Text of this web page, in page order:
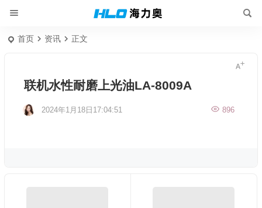
首页 资讯 正文
联机水性耐磨上光油LA-8009A
2024年1月18日17:04:51 896